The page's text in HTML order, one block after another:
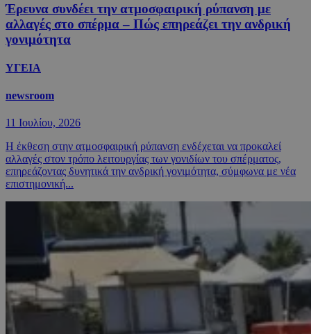
Έρευνα συνδέει την ατμοσφαιρική ρύπανση με
αλλαγές στο σπέρμα – Πώς επηρεάζει την ανδρική
γονιμότητα
ΥΓΕΙΑ
newsroom
11 Ιουλίου, 2026
Η έκθεση στην ατμοσφαιρική ρύπανση ενδέχεται να προκαλεί
αλλαγές στον τρόπο λειτουργίας των γονιδίων του σπέρματος,
επηρεάζοντας δυνητικά την ανδρική γονιμότητα, σύμφωνα με νέα
επιστημονική...